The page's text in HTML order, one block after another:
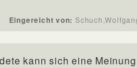
Eingereicht von:
kann sich eine